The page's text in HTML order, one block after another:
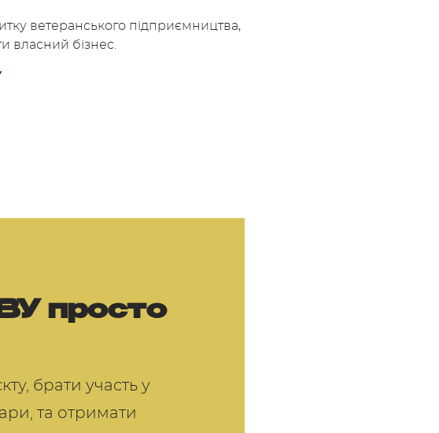
ветеранського підприємництва,
власний бізнес.
просто
брати участь у
та отримати